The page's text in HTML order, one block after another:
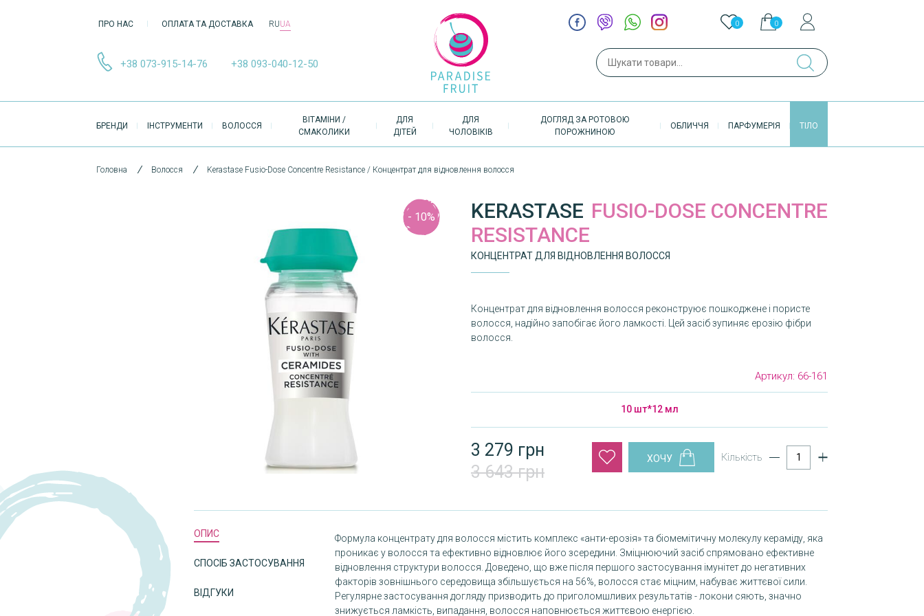
ПРО НАС ОПЛАТА ТА ДОСТАВКА RUUA
+38 073-915-14-76 +38 093-040-12-50
0 0
Пошук
НАВІҐАЦІЯ
БРЕНДИ ІНСТРУМЕНТИ ВОЛОССЯ
ВІТАМІНИ /
СМАКОЛИКИ
ДЛЯ
ДІТЕЙ
ДЛЯ
ЧОЛОВІКІВ
ДОГЛЯД ЗА РОТОВОЮ
ПОРОЖНИНОЮ
ОБЛИЧЧЯ ПАРФУМЕРІЯ ТІЛО
Головна Волосся Kerastase Fusio-Dose Concentre Resistance / Концентрат для відновлення волосся
- 10% KERASTASE FUSIO-DOSE CONCENTRE
RESISTANCE
КОНЦЕНТРАТ ДЛЯ ВІДНОВЛЕННЯ ВОЛОССЯ
Концентрат для відновлення волосся реконструює пошкоджене і пористе
волосся, надійно запобігає його ламкості. Цей засіб зупиняє ерозію фібри
волосся.
Артикул: 66-161
10 шт*12 мл
Кількість
3 643 грн
3 279 грн
ОПИС
СПОСІБ ЗАСТОСУВАННЯ
ВІДГУКИ
Формула концентрату для волосся містить комплекс «анти-ерозія» та біомемітичну молекулу кераміду, яка
проникає у волосся та ефективно відновлює його зсередини. Зміцнюючий засіб спрямовано ефективне
відновлення структури волосся. Доведено, що вже після першого застосування імунітет до негативних
факторів зовнішнього середовища збільшується на 56%, волосся стає міцним, набуває життєвої сили.
Регулярне застосування догляду призводить до приголомшливих результатів - локони сяють, значно
знижується ламкість, випадання, волосся наповнюється життєвою енергією.